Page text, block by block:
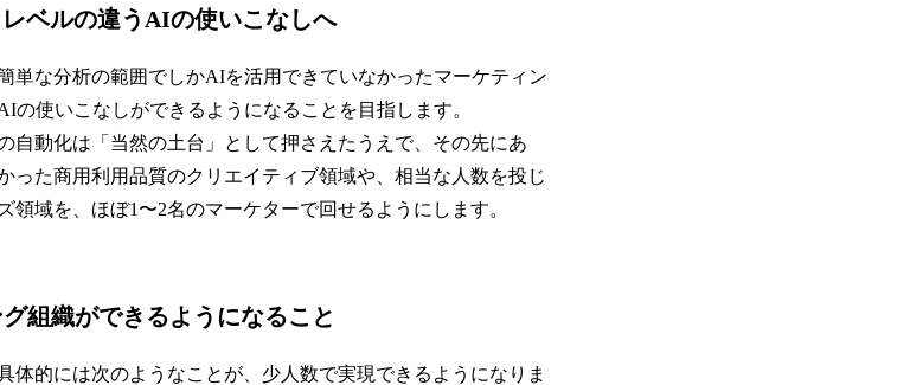
ベルの違うAIの使いこなしへ
単な分析の範囲でしかAIを活用できていなかったマーケティン
の使いこなしができるようになることを目指します。
自動化は「当然の土台」として押さえたうえで、その先にあ
った商用利用品質のクリエイティブ領域や、相当な人数を投じ
域を、ほぼ1〜2名のマーケターで回せるようにします。
組織ができるようになること
体的には次のようなことが、少人数で実現できるようになりま